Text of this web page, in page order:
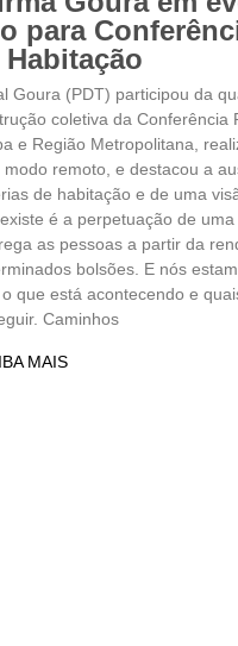
para
Goura (PDT) participou da
coletiva da Conferência
e Região Metropolitana,
remoto, e destacou a
de habitação e de uma
é a perpetuação de uma
as pessoas a partir da
bolsões. E nós
que está acontecendo e
Caminhos
MAIS